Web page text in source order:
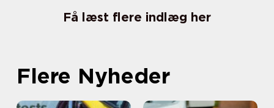
Få læst flere indlæg her
Flere Nyheder